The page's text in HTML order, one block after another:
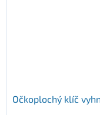
Očkoplochý klíč